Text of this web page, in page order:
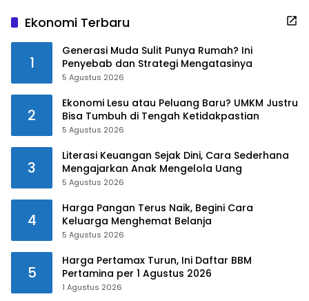
Ekonomi Terbaru
1
Generasi Muda Sulit Punya Rumah? Ini
Penyebab dan Strategi Mengatasinya
5 Agustus 2026
2
Ekonomi Lesu atau Peluang Baru? UMKM Justru
Bisa Tumbuh di Tengah Ketidakpastian
5 Agustus 2026
3
Literasi Keuangan Sejak Dini, Cara Sederhana
Mengajarkan Anak Mengelola Uang
5 Agustus 2026
4
Harga Pangan Terus Naik, Begini Cara
Keluarga Menghemat Belanja
5 Agustus 2026
5
Harga Pertamax Turun, Ini Daftar BBM
Pertamina per 1 Agustus 2026
1 Agustus 2026